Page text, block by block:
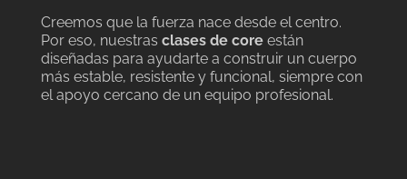
Creemos que la fuerza nace desde el centro.
Por eso, nuestras clases de coreestán
diseñadas para ayudarte a construir un cuerpo
más estable, resistente y funcional, siempre con
el apoyo cercano de un equipo profesional.